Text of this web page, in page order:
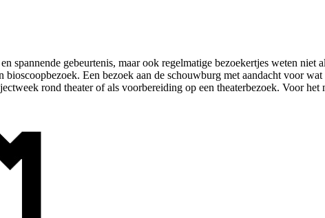
spannende gebeurtenis, maar ook regelmatige bezoekertjes weten
Een bezoek aan de schouwburg met aandacht voor
rond theater of als voorbereiding op een theaterbezoek. Voor